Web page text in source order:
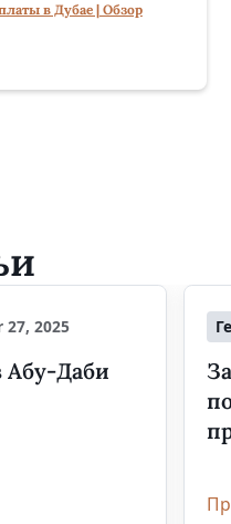
в Дубае | Обзор
27, 2025
Абу-Даби